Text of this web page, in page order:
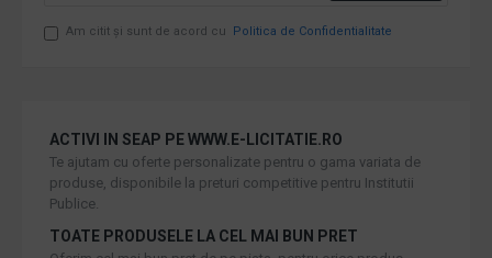
Am citit şi sunt de acord cu Politica de Confidentialitate
ACTIVI IN SEAP PE WWW.E-LICITATIE.RO
Te ajutam cu oferte personalizate pentru o gama variata de
produse, disponibile la preturi competitive pentru Institutii
Publice.
TOATE PRODUSELE LA CEL MAI BUN PRET